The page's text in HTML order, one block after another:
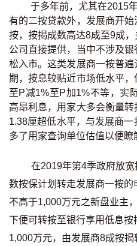
置业预算
供款年期计算
工商铺按揭计算
印花税计算
免费物业估价
下载中心
按揭全面睇
新闻/研究
于多年前，尤其在2015
有的二按贷款外，发展商开
按，按揭成数高达8成至9成
公司直接提供，当中不涉及
松入市。这类发展商一按普
期，按息较贴近市场低水平
至P减1%至P加1%不等，实
高昂利息，用家大多会衡量
1.38厘超低水平，与发展商
多了用家查询单位估值以便瞭
在2019年第4季政府放
数按保计划转走发展商一按
不高于1,000万元之新盘业主
下便可转按至银行享用低息
1,000万元，由发展商8成按